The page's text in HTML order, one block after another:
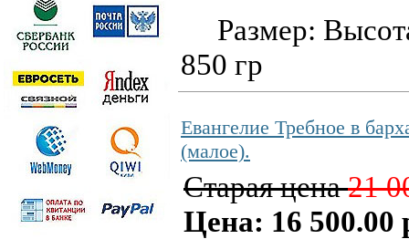
Размер:
850 гр
Евангелие Требное в
(малое).
Старая цена21
Цена: 16 500.00